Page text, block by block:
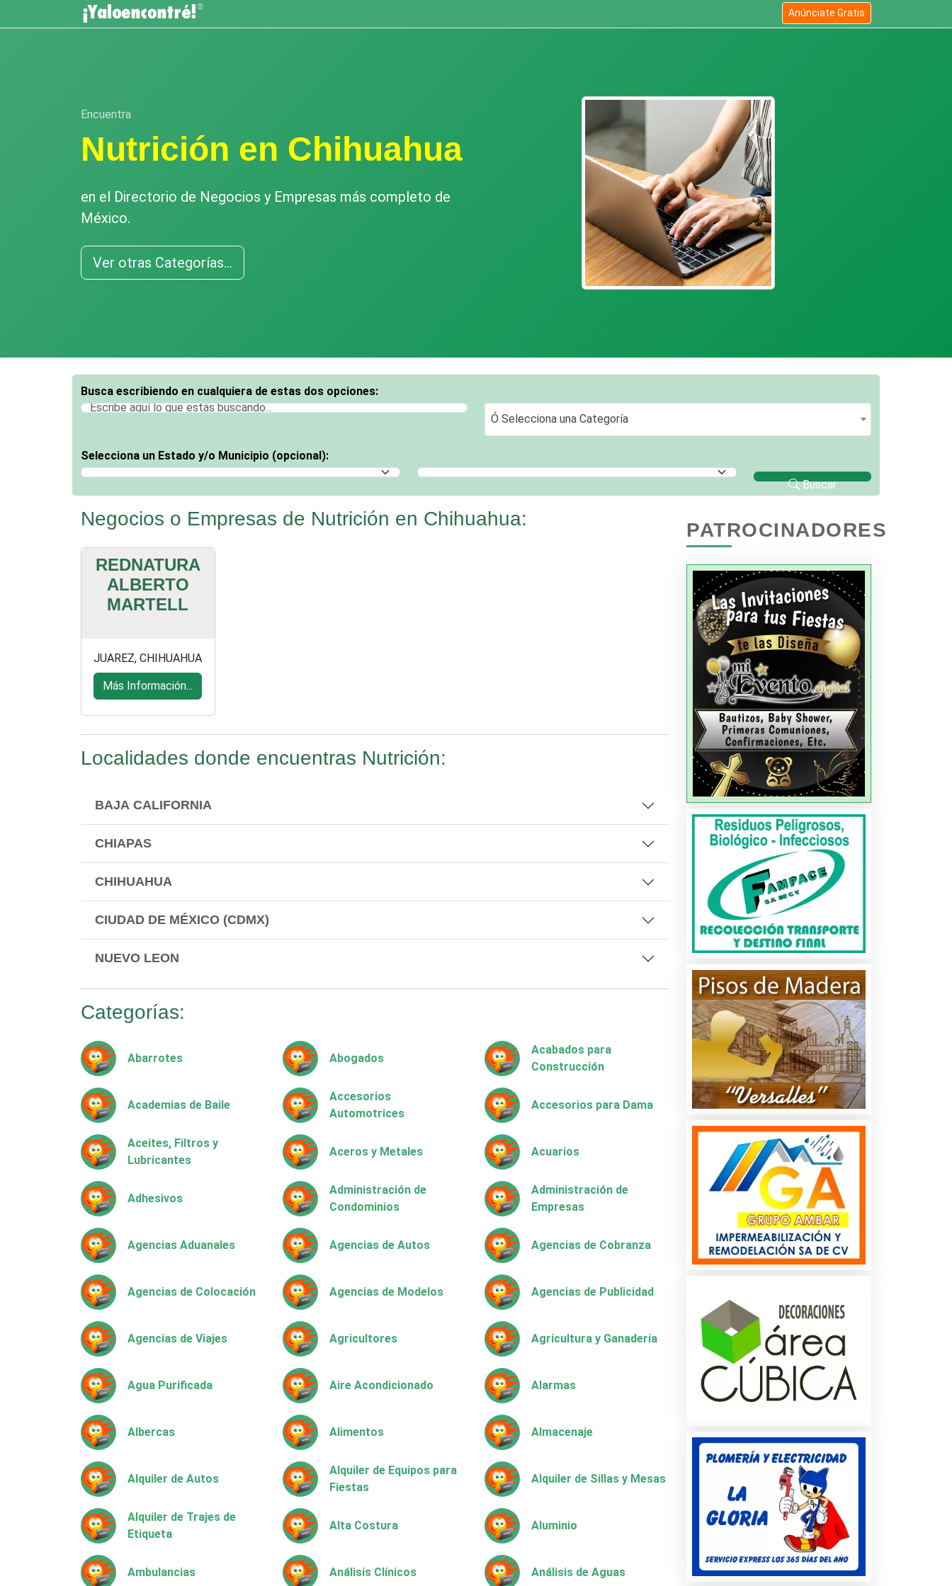
Anúnciate Gratis
Encuentra
Nutrición en Chihuahua
en el Directorio de Negocios y Empresas más completo de
México.
Ver otras Categorías...
Busca escribiendo en cualquiera de estas dos opciones:
Ó Selecciona una Categoría
Ó Selecciona una Categoría
Selecciona un Estado y/o Municipio (opcional):
Selecciona un Estado
Selecciona un Municipio
Buscar
Negocios o Empresas de Nutrición en Chihuahua:
REDNATURA
ALBERTO
MARTELL
JUAREZ, CHIHUAHUA
Más Información...
Localidades donde encuentras Nutrición:
BAJA CALIFORNIA
CHIAPAS
CHIHUAHUA
CIUDAD DE MÉXICO (CDMX)
NUEVO LEON
Categorías:
Abarrotes Abogados
Acabados para
Construcción
Academias de Baile
Accesorios
Automotrices
Accesorios para Dama
Aceites, Filtros y
Lubricantes
Aceros y Metales Acuarios
Adhesivos
Administración de
Condominios
Administración de
Empresas
Agencias Aduanales Agencias de Autos Agencias de Cobranza
Agencias de Colocación Agencias de Modelos Agencias de Publicidad
Agencias de Viajes Agricultores Agricultura y Ganadería
Agua Purificada Aire Acondicionado Alarmas
Albercas Alimentos Almacenaje
Alquiler de Autos
Alquiler de Equipos para
Fiestas
Alquiler de Sillas y Mesas
Alquiler de Trajes de
Etiqueta
Alta Costura Aluminio
Ambulancias Análisis Clínicos Análisis de Aguas
PATROCINADORES